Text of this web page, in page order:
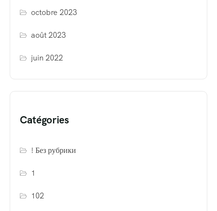
octobre 2023
août 2023
juin 2022
Catégories
! Без рубрики
1
102